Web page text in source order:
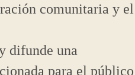
comunitaria y el
difunde una
para el público